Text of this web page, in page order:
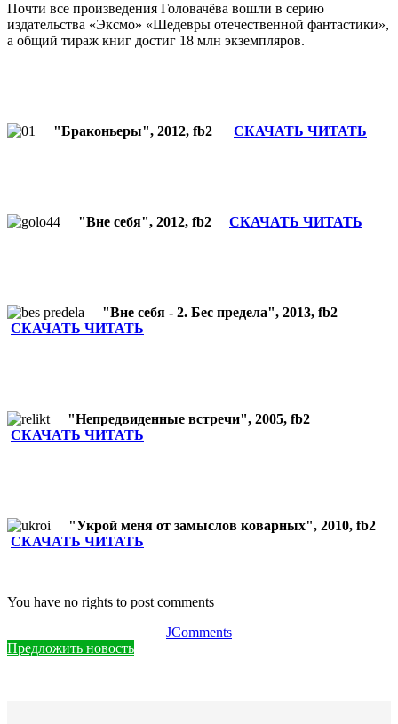
Почти все произведения Головачёва вошли в серию
издательства «Эксмо» «Шедевры отечественной фантастики»,
а общий тираж книг достиг 18 млн экземпляров.
"Браконьеры", 2012, fb2 СКАЧАТЬ ЧИТАТЬ
"Вне себя", 2012, fb2 СКАЧАТЬ ЧИТАТЬ
"Вне себя - 2. Бес предела", 2013, fb2
СКАЧАТЬ ЧИТАТЬ
"Непредвиденные встречи", 2005, fb2
СКАЧАТЬ ЧИТАТЬ
"Укрой меня от замыслов коварных", 2010, fb2
СКАЧАТЬ ЧИТАТЬ
You have no rights to post comments
JComments
Предложить новость